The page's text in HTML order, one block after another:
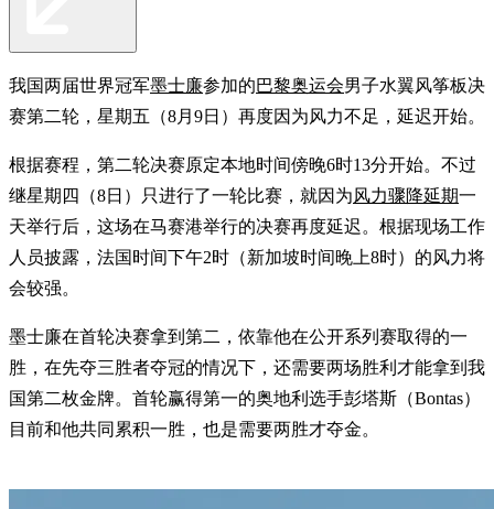
我国两届世界冠军墨士廉参加的巴黎奥运会男子水翼风筝板决
赛第二轮，星期五（8月9日）再度因为风力不足，延迟开始。
根据赛程，第二轮决赛原定本地时间傍晚6时13分开始。不过
继星期四（8日）只进行了一轮比赛，就因为风力骤降延期一
天举行后，这场在马赛港举行的决赛再度延迟。根据现场工作
人员披露，法国时间下午2时（新加坡时间晚上8时）的风力将
会较强。
墨士廉在首轮决赛拿到第二，依靠他在公开系列赛取得的一
胜，在先夺三胜者夺冠的情况下，还需要两场胜利才能拿到我
国第二枚金牌。首轮赢得第一的奥地利选手彭塔斯（Bontas）
目前和他共同累积一胜，也是需要两胜才夺金。